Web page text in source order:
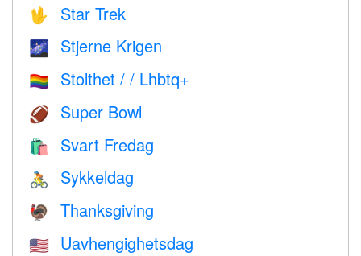
🖖 Star Trek
🌌 Stjerne Krigen
🏳️‍🌈 Stolthet / / Lhbtq+
🏈 Super Bowl
🛍 Svart Fredag
🚴 Sykkeldag
🦃 Thanksgiving
🇺🇸 Uavhengighetsdag